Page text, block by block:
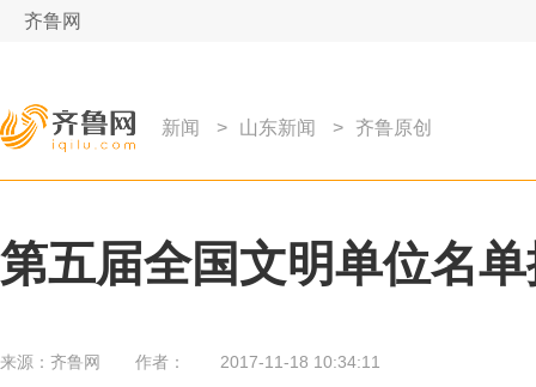
齐鲁网
新闻 > 山东新闻 > 齐鲁原创
第五届全国文明单位名
来源： 齐鲁网 作者： 2017-11-18 10:34:11